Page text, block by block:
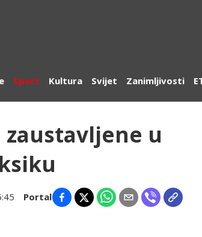
Sport Kultura Svijet Zanimljivosti
zaustavljene u
Portal